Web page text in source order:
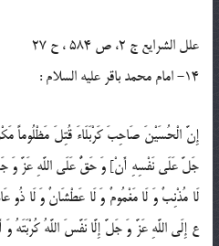
علل الشرايع ج 2، ص 584 ، ح 27
14- امام محمد باقر علیه السلام :
إِنَّ الْحُسَيْنَ صَاحِبَ كَرْبَلَاءَ قُتِلَ مَظْلُوماً
جَلَّ عَلَى نَفْسِهِ أَنْ‏] وَ حَقٌّ عَلَى اللَّهِ عَزَّ وَ
لَا مُذْنِبٌ وَ لَا مَغْمُومٌ وَ لَا عَطْشَانٌ وَ لَا ذُو
ع إِلَى اللَّهِ عَزَّ وَ جَلَّ إِلَّا نَفَّسَ اللَّهُ كُرْبَتَهُ وَ